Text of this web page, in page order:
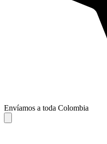
Envíamos a toda Colombia